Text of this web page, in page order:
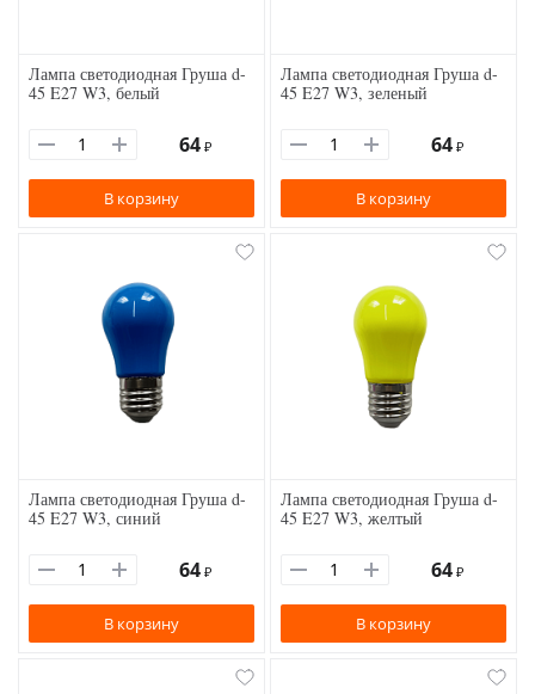
Лампа светодиодная Груша d-
45 E27 W3, белый
64 ₽
В корзину
Лампа светодиодная Груша d-
45 E27 W3, зеленый
64 ₽
В корзину
Лампа светодиодная Груша d-
45 E27 W3, синий
64 ₽
В корзину
Лампа светодиодная Груша d-
45 E27 W3, желтый
64 ₽
В корзину